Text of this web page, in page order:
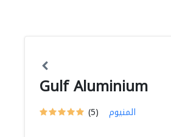
Gulf Aluminium
(5) المنيوم